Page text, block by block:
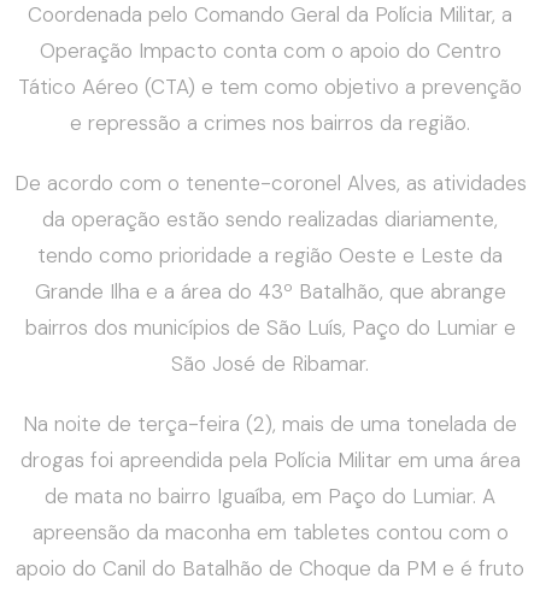
Coordenada pelo Comando Geral da Polícia Militar, a
Operação Impacto conta com o apoio do Centro
Tático Aéreo (CTA) e tem como objetivo a prevenção
e repressão a crimes nos bairros da região.
De acordo com o tenente-coronel Alves, as atividades
da operação estão sendo realizadas diariamente,
tendo como prioridade a região Oeste e Leste da
Grande Ilha e a área do 43º Batalhão, que abrange
bairros dos municípios de São Luís, Paço do Lumiar e
São José de Ribamar.
Na noite de terça-feira (2), mais de uma tonelada de
drogas foi apreendida pela Polícia Militar em uma área
de mata no bairro Iguaíba, em Paço do Lumiar. A
apreensão da maconha em tabletes contou com o
apoio do Canil do Batalhão de Choque da PM e é fruto